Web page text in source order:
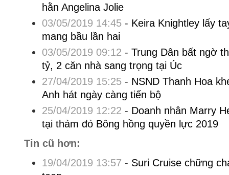
hằn Angelina Jolie
03/05/2019 14:45- Keira Knightley lấy
mang bầu lần hai
03/05/2019 09:12 - Trung Dân bất ngờ
tỷ, 2 căn nhà sang trọng tại Úc
27/04/2019 15:25- NSND Thanh Hoa
Anh hát ngày càng tiến bộ
25/04/2019 12:22 - Doanh nhân Marry
tại thảm đỏ Bông hồng quyền lực 2019
Tin cũ hơn:
19/04/2019 13:57 - Suri Cruise chững